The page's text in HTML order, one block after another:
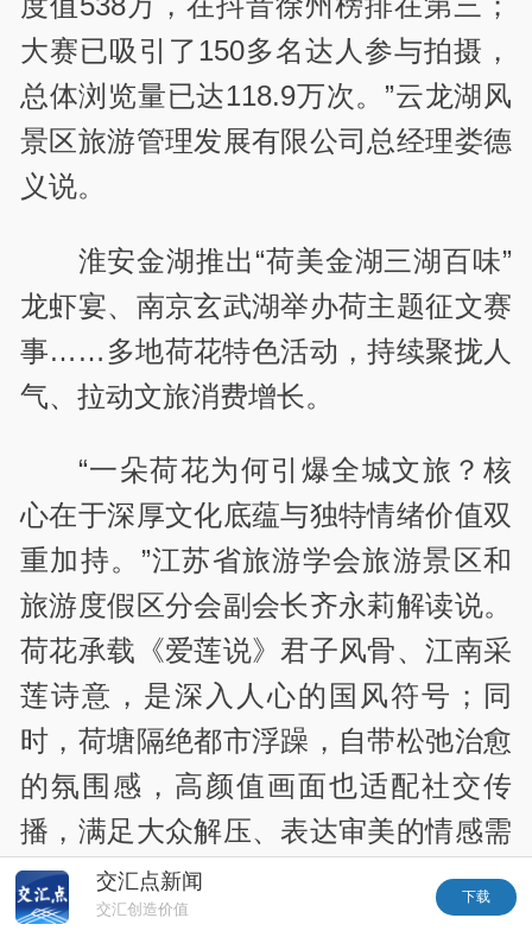
大赛已吸引了150多名达人参与拍摄，
总体浏览量已达118.9万次。”云龙湖风
景区旅游管理发展有限公司总经理娄德
义说。
淮安金湖推出“荷美金湖三湖百味”
龙虾宴、南京玄武湖举办荷主题征文赛
事……多地荷花特色活动，持续聚拢人
气、拉动文旅消费增长。
“一朵荷花为何引爆全城文旅？核
心在于深厚文化底蕴与独特情绪价值双
重加持。”江苏省旅游学会旅游景区和
旅游度假区分会副会长齐永莉解读说。
荷花承载《爱莲说》君子风骨、江南采
莲诗意，是深入人心的国风符号；同
时，荷塘隔绝都市浮躁，自带松弛治愈
的氛围感，高颜值画面也适配社交传
播，满足大众解压、表达审美的情感需
求，因此快速形成全民打卡热潮，持续
扩大城市曝光。她建议，各地可深挖千
交汇点新闻
交汇创造价值
下载